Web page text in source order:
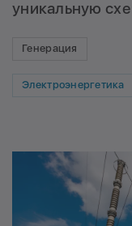
уникальную
Генерация
Электроэнергетика